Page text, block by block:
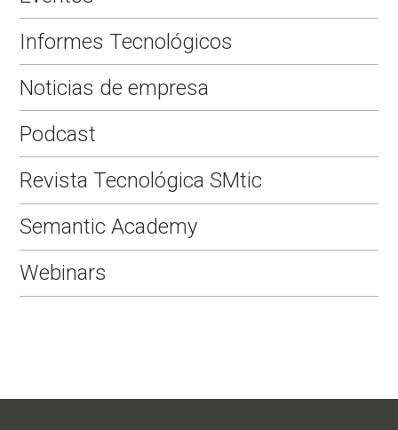
Informes Tecnológicos
Noticias de empresa
Podcast
Revista Tecnológica SMtic
Semantic Academy
Webinars